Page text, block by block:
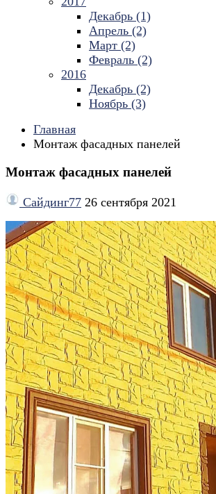
Декабрь (1)
Апрель (2)
Март (2)
Февраль (2)
2016
Декабрь (2)
Ноябрь (3)
Главная
Монтаж фасадных панелей
Монтаж фасадных панелей
Сайдинг77 26 сентября 2021